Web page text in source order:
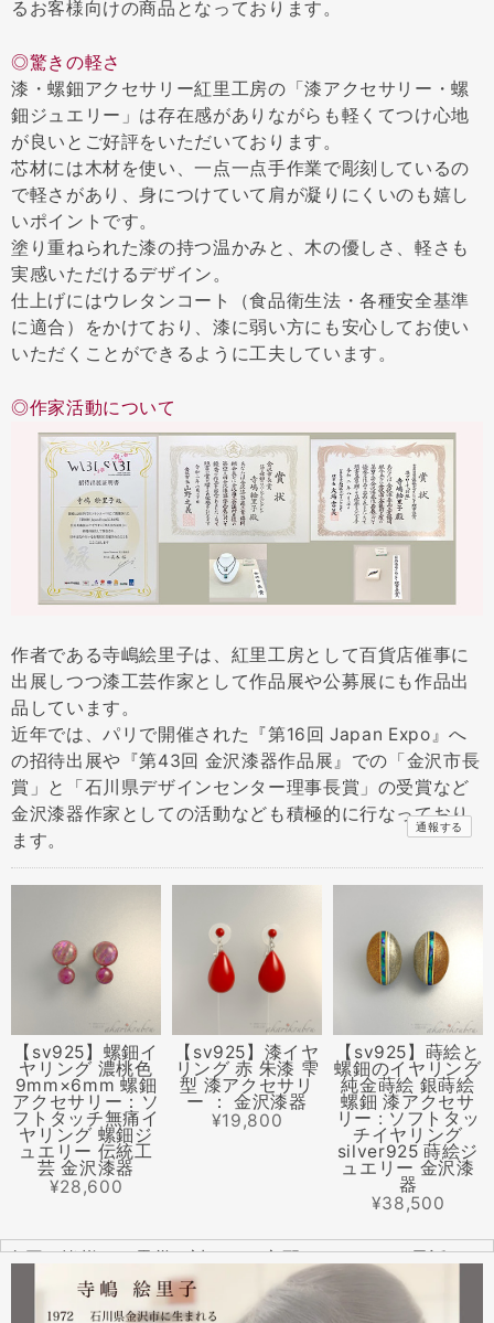
るお客様向けの商品となっております。
◎驚きの軽さ
漆・螺鈿アクセサリー紅里工房の「漆アクセサリー・螺
鈿ジュエリー」は存在感がありながらも軽くてつけ心地
が良いとご好評をいただいております。
芯材には木材を使い、一点一点手作業で彫刻しているの
で軽さがあり、身につけていて肩が凝りにくいのも嬉し
いポイントです。
塗り重ねられた漆の持つ温かみと、木の優しさ、軽さも
実感いただけるデザイン。
仕上げにはウレタンコート（食品衛生法・各種安全基準
に適合）をかけており、漆に弱い方にも安心してお使い
いただくことができるように工夫しています。
◎作家活動について
作者である寺嶋絵里子は、紅里工房として百貨店催事に
出展しつつ漆工芸作家として作品展や公募展にも作品出
品しています。
近年では、パリで開催された『第16回 Japan Expo』へ
の招待出展や『第43回 金沢漆器作品展』での「金沢市長
賞」と「石川県デザインセンター理事長賞」の受賞など
金沢漆器作家としての活動なども積極的に行なっており
ます。
通報する
【sv925】螺鈿イ
ヤリング 濃桃色
9mm×6mm 螺鈿
アクセサリー：ソ
フトタッチ無痛イ
ヤリング 螺鈿ジ
ュエリー 伝統工
芸 金沢漆器
¥28,600
【sv925】漆イヤ
リング 赤 朱漆 雫
型 漆アクセサリ
ー ： 金沢漆器
¥19,800
【sv925】蒔絵と
螺鈿のイヤリング
純金蒔絵 銀蒔絵
螺鈿 漆アクセサ
リー : ソフトタッ
チイヤリング
silver925 蒔絵ジ
ュエリー 金沢漆
器
¥38,500
全国の皆様より震災に対するご心配のメールやお電話をた
くさんいただきました。ありがとうございます。
幸い紅里工房にはそれほどの被害もなく、ただいま通常の